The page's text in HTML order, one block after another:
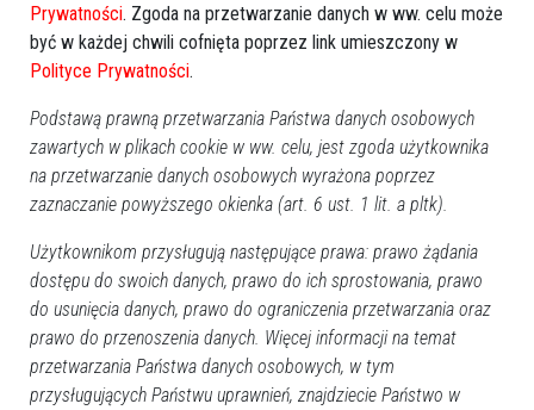
zobacz więcej zdjęć
Prywatności. Zgoda na przetwarzanie danych w ww. celu może
być w każdej chwili cofnięta poprzez link umieszczony w
Polityce Prywatności.
Podstawą prawną przetwarzania Państwa danych osobowych
zawartych w plikach cookie w ww. celu, jest zgoda użytkownika
na przetwarzanie danych osobowych wyrażona poprzez
zaznaczanie powyższego okienka (art. 6 ust. 1 lit. a pltk).
Użytkownikom przysługują następujące prawa: prawo żądania
dostępu do swoich danych, prawo do ich sprostowania, prawo
do usunięcia danych, prawo do ograniczenia przetwarzania oraz
prawo do przenoszenia danych. Więcej informacji na temat
przetwarzania Państwa danych osobowych, w tym
przysługujących Państwu uprawnień, znajdziecie Państwo w